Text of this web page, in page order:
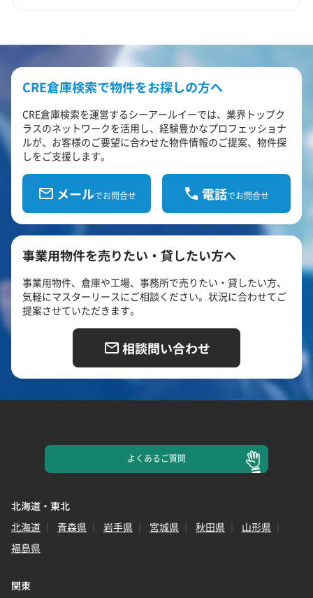
CRE倉庫検索で物件をお探しの方へ
CRE倉庫検索を運営するシーアールイーでは、業界トップク
ラスのネットワークを活用し、経験豊かなプロフェッショナ
ルが、お客様のご要望に合わせた物件情報のご提案、物件探
しをご支援します。
メールでお問合せ 電話でお問合せ
事業用物件を売りたい・貸したい方へ
事業用物件、倉庫や工場、事務所で売りたい・貸したい方、
気軽にマスターリースにご相談ください。状況に合わせてご
提案させていただきます。
相談問い合わせ
よくあるご質問
北海道・東北
北海道
青森県 岩手県 宮城県 秋田県
山形県
福島県
関東